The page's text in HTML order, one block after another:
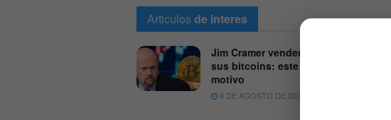
Articulosde interes
Jim Cramer venderá todos
sus bitcoins: este es el
motivo
4 DE AGOSTO DE 2026